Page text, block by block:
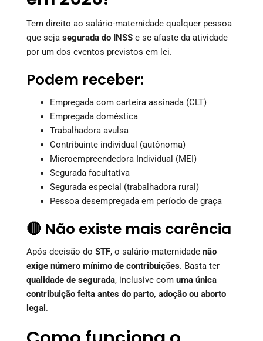
Tem direito ao salário-maternidade qualquer pessoa
que seja segurada do INSS e se afaste da atividade
por um dos eventos previstos em lei.
Podem receber:
Empregada com carteira assinada (CLT)
Empregada doméstica
Trabalhadora avulsa
Contribuinte individual (autônoma)
Microempreendedora Individual (MEI)
Segurada facultativa
Segurada especial (trabalhadora rural)
Pessoa desempregada em período de graça
🔴 Não existe mais carência
Após decisão do STF, o salário-maternidade não
exige número mínimo de contribuições. Basta ter
qualidade de segurada, inclusive com uma única
contribuição feita antes do parto, adoção ou aborto
legal .